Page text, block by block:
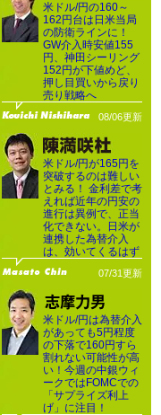
米ドル/円の160～
162円台は日米当局
の防衛ラインに！
GW介入時安値155
円、神田シーリング
152円が下値めど、
押し目買いから戻り
売り戦略へ
08/06更新
米ドル/円が165円を
突破するのは難しい
とみる！ 金利差で考
えれば近年の円安の
進行は異例で、正当
化できない。日米が
連携した為替介入
は、効いてくるはず
07/31更新
米ドル/円は為替介入
があっても5円程度
の下落で160円すら
割れない可能性が高
い！今週の中銀ウィ
ークではFOMCでの
「サプライズ利上
げ」に注目！